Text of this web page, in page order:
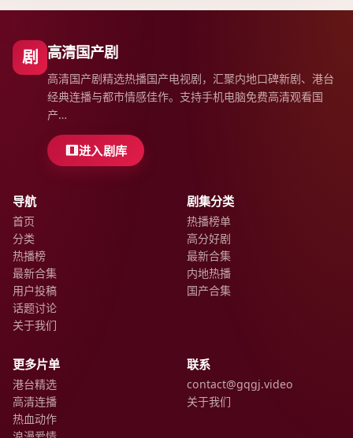
剧 高清国产剧
高清国产剧精选热播国产电视剧，汇聚内地口碑新剧、港台
经典连播与都市情感佳作。支持手机电脑免费高清观看国
产…
进入剧库
导航
首页
分类
热播榜
最新合集
用户投稿
话题讨论
关于我们
剧集分类
热播榜单
高分好剧
最新合集
内地热播
国产合集
更多片单
港台精选
高清连播
热血动作
联系
contact@gqgj.video
关于我们